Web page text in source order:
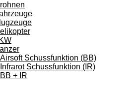
Airsoft Schussfunktion (BB)
Infrarot Schussfunktion (IR)
BB + IR